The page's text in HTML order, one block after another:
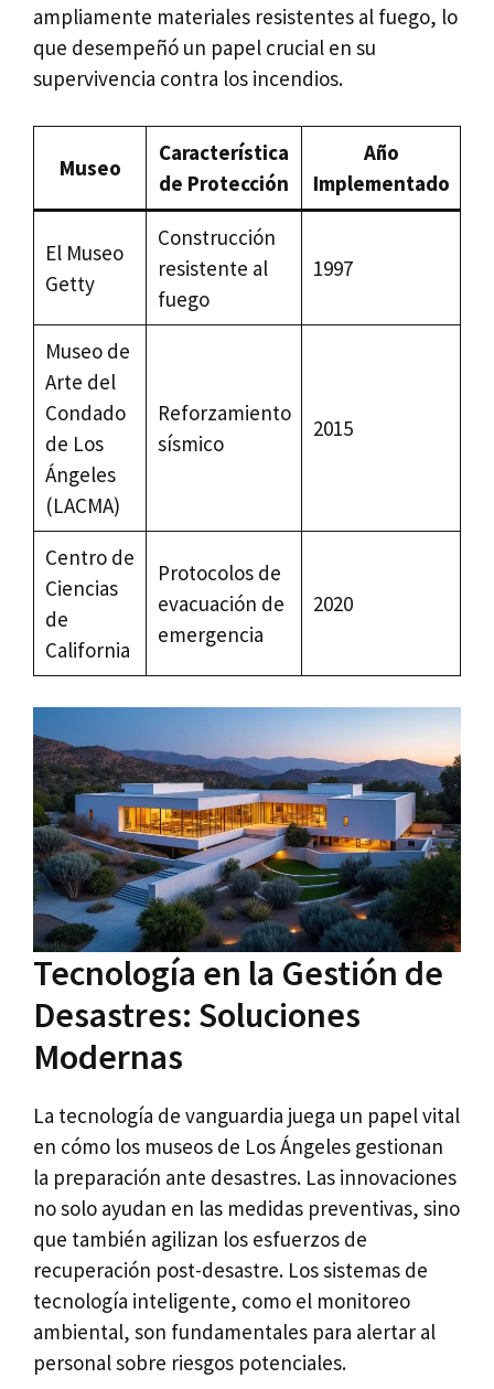
ampliamente materiales resistentes al fuego, lo
que desempeñó un papel crucial en su
supervivencia contra los incendios.
Museo
Característica
de Protección
Año
Implementado
El Museo
Getty
Construcción
resistente al
fuego
1997
Museo de
Arte del
Condado
de Los
Ángeles
(LACMA)
Reforzamiento
sísmico
2015
Centro de
Ciencias
de
California
Protocolos de
evacuación de
emergencia
2020
Tecnología en la Gestión de
Desastres: Soluciones
Modernas
La tecnología de vanguardia juega un papel vital
en cómo los museos de Los Ángeles gestionan
la preparación ante desastres. Las innovaciones
no solo ayudan en las medidas preventivas, sino
que también agilizan los esfuerzos de
recuperación post-desastre. Los sistemas de
tecnología inteligente, como el monitoreo
ambiental, son fundamentales para alertar al
personal sobre riesgos potenciales.